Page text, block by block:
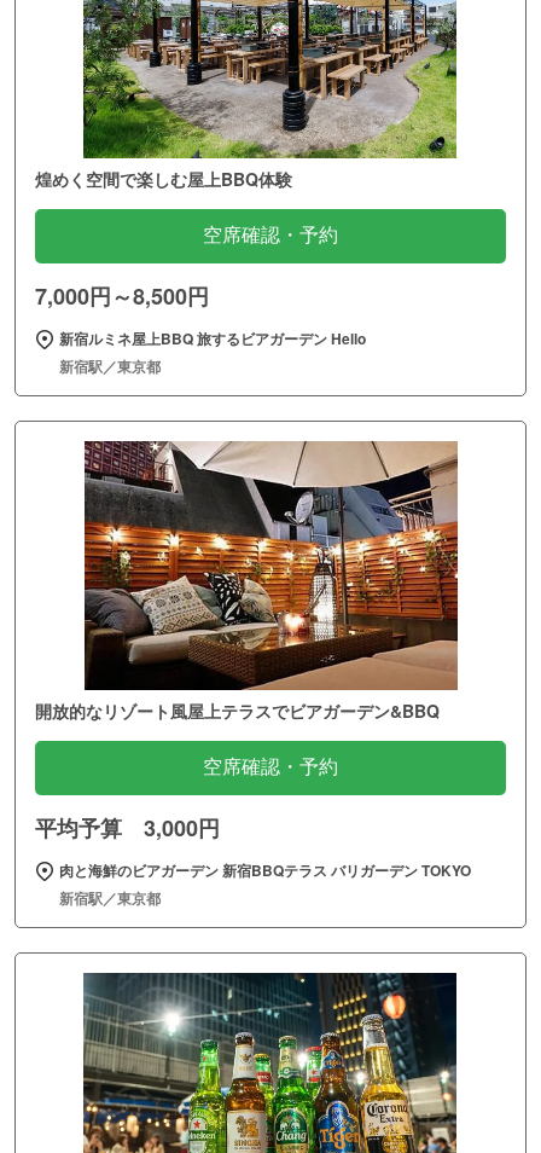
煌めく空間で楽しむ屋上BBQ体験
空席確認・予約
7,000円～8,500円
新宿ルミネ屋上BBQ 旅するビアガーデン Hello
新宿駅／東京都
開放的なリゾート風屋上テラスでビアガーデン&BBQ
空席確認・予約
平均予算 3,000円
肉と海鮮のビアガーデン 新宿BBQテラス バリガーデン TOKYO
新宿駅／東京都